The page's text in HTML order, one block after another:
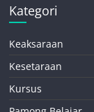
Kategori
Keaksaraan
Kesetaraan
Kursus